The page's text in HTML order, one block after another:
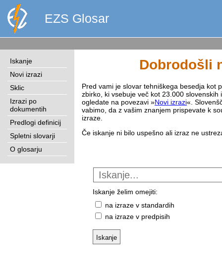
EZS Glosar
Iskanje
Novi izrazi
Sklic
Izrazi po
dokumentih
Predlogi definicij
Spletni slovarji
O glosarju
Dobrodošli
Pred vami je slovar tehniškega besedja kot
zbirko, ki vsebuje več kot 23.000
ogledate na povezavi »Novi izrazi«.
vabimo, da z vašim znanjem prispevate k
izraze.
Če iskanje ni bilo uspešno ali izraz ne
Iskanje želim omejiti:
na izraze v standardih
na izraze v predpisih